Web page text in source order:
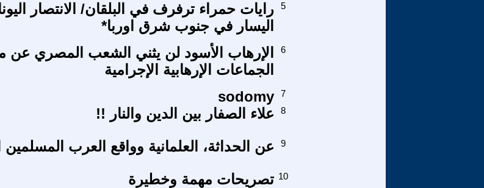
رايات حمراء ترفرف في البلقان/ الانتصار
اليسار في جنوب شرق اوربا*
5
الإرهاب الأسود لن يثني الشعب المصري عن
الجماعات الإرهابية الإجرامية
6
sodomy
7
علاء الصفار بين الدين والنار !! 8
عن الحداثة، العلمانية وواقع العرب المسلمين 9
تصريحات مهمة وخطيرة 10